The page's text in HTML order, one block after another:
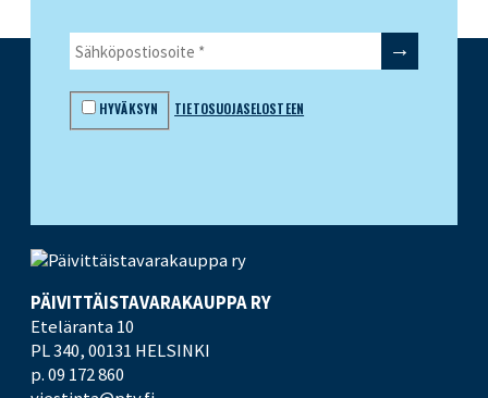
HYVÄKSYN TIETOSUOJASELOSTEEN
PÄIVITTÄISTAVARA­KAUPPA RY
Eteläranta 10
PL 340,00131 HELSINKI
p. 09 172 860